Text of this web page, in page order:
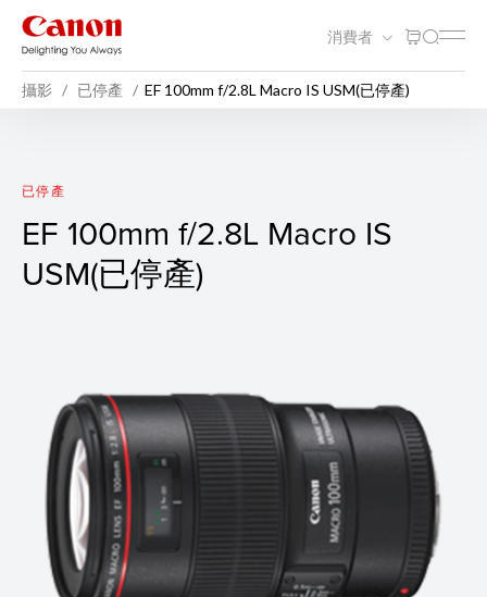
消費者
攝影 已停產 EF 100mm f/2.8L Macro IS USM(已停產)
EF 100mm f/2.8L Macro IS
已停產
EF 100mm f/2.8L Macro IS
USM(已停產)